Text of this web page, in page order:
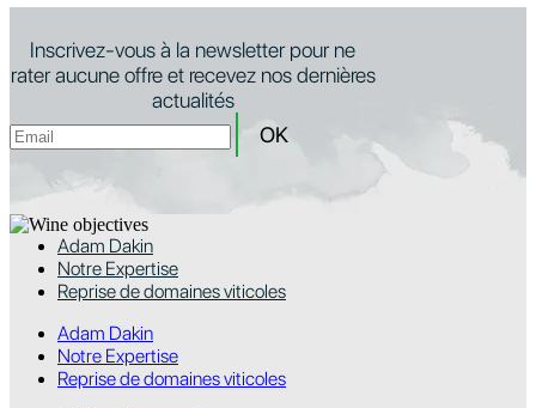
Inscrivez-vous à la newsletter pour ne
rater aucune offre et recevez nos dernières
actualités
Adam Dakin
Notre Expertise
Reprise de domaines viticoles
Adam Dakin
Notre Expertise
Reprise de domaines viticoles